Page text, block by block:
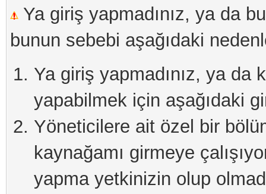
Ya giriş yapmadınız, ya da
bunun sebebi aşağıdaki
Ya giriş yapmadınız, ya da
yapabilmek için aşağıdaki
Yöneticilere ait özel bir
kaynağamı girmeye
yapma yetkinizin olup